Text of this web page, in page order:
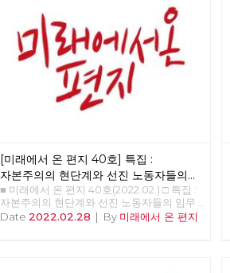
를 배우고 키우는 해고노동자, 방영환 □ 도서
: 유물론자가 사람의 마음을 이해해야 하는
이유 □ 영화 : 바보야, 본질은 ‘사랑’이야! - 매
트릭스 : 리저렉션 □ 사진 : 사회주의 대통령
후보 경선의 기록
[미래에서 온 편지 40호] 특집 :
자본주의의 현단계와 선진 노동자들의
임무
■ 미래에서 온 편지 40호(2022.02.) □ 특집 :
자본주의의 현단계와 선진 노동자들의 임무
>>>>>> 업로드 준비중 <<<<<<
Date 2022.02.28 | By 미래에서 온 편지